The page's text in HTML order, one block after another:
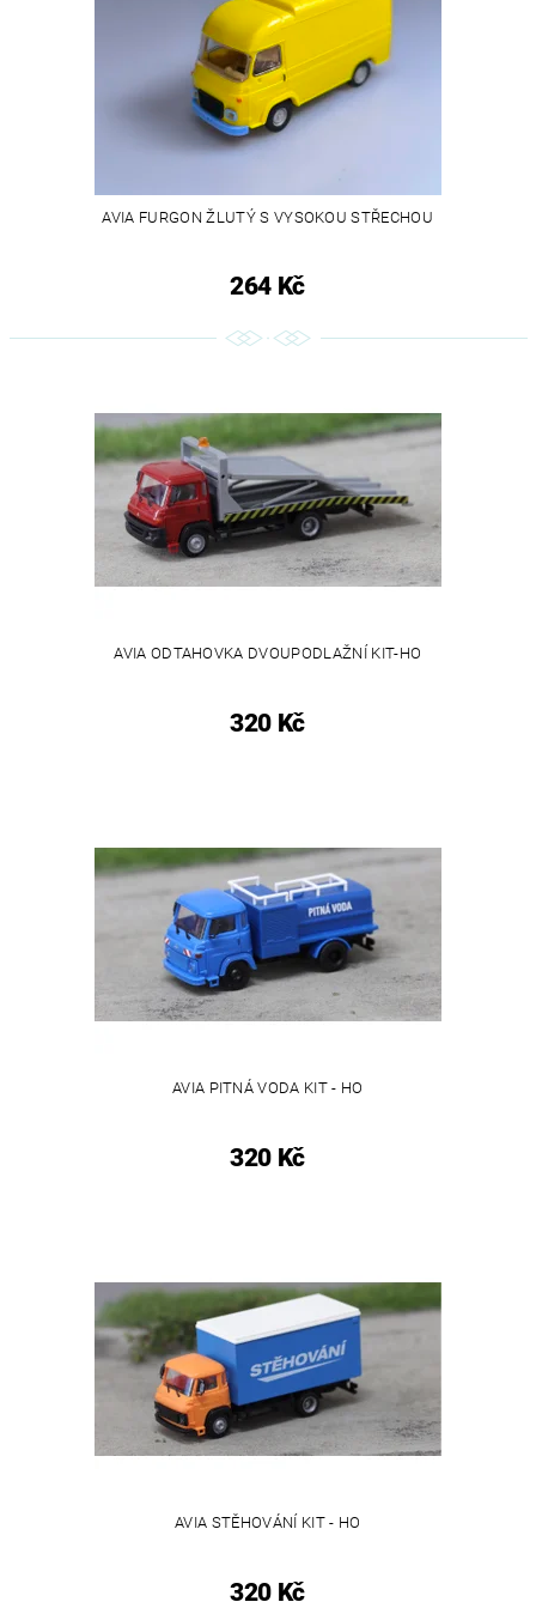
AVIA FURGON ŽLUTÝ S VYSOKOU STŘECHOU
264 Kč
AVIA ODTAHOVKA DVOUPODLAŽNÍ KIT-HO
320 Kč
AVIA PITNÁ VODA KIT - HO
320 Kč
AVIA STĚHOVÁNÍ KIT - HO
320 Kč